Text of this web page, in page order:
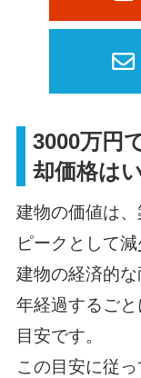
3000万円
却価格は
建物の価値は
ピークとして
建物の経済的
年経過するご
目安です。
この目安に従